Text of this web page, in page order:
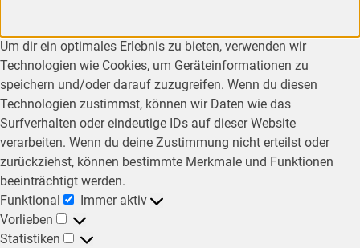
Um dir ein optimales Erlebnis zu bieten, verwenden wir
Technologien wie Cookies, um Geräteinformationen zu
speichern und/oder darauf zuzugreifen. Wenn du diesen
Technologien zustimmst, können wir Daten wie das
Surfverhalten oder eindeutige IDs auf dieser Website
verarbeiten. Wenn du deine Zustimmung nicht erteilst oder
zurückziehst, können bestimmte Merkmale und Funktionen
beeinträchtigt werden.
Funktional
Immer aktiv
Vorlieben
Statistiken